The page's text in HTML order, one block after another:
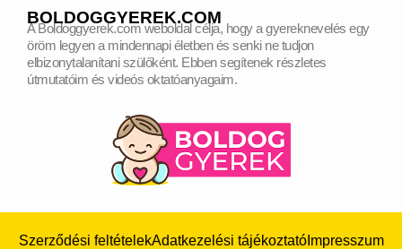
BOLDOGGYEREK.COM
A Boldoggyerek.com weboldal célja, hogy a gyereknevelés egy
öröm legyen a mindennapi életben és senki ne tudjon
elbizonytalanítani szülőként. Ebben segítenek részletes
útmutatóim és videós oktatóanyagaim.
Szerződési feltételekAdatkezelési tájékoztatóImpresszum